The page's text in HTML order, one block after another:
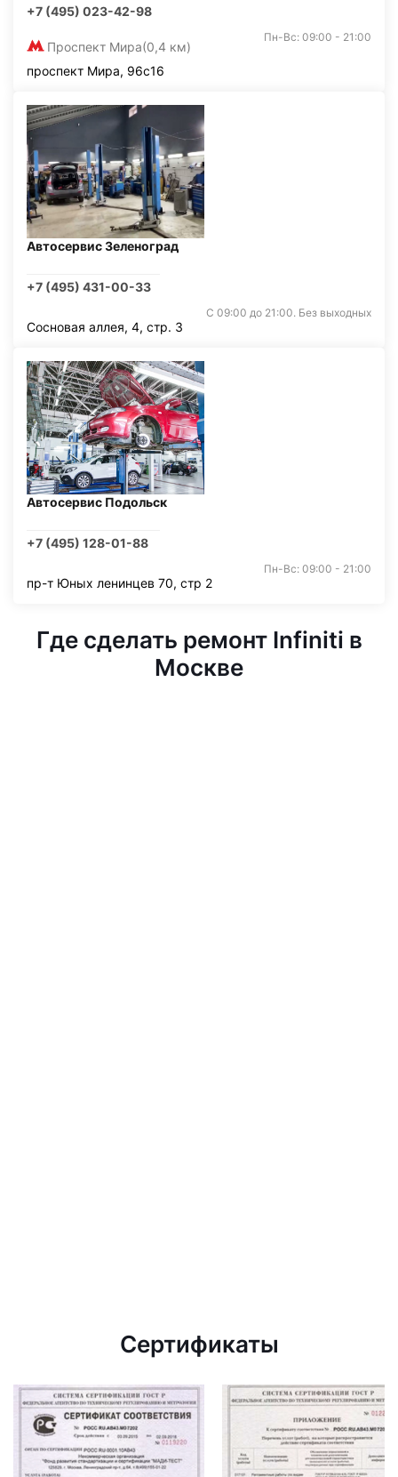
+7 (495) 023-42-98
Проспект Мира(0,4 км)
Пн-Вс: 09:00 - 21:00
проспект Мира, 96с16
Автосервис Зеленоград
+7 (495) 431-00-33
С 09:00 до 21:00. Без выходных
Сосновая аллея, 4, стр. 3
Автосервис Подольск
+7 (495) 128-01-88
Пн-Вс: 09:00 - 21:00
пр-т Юных ленинцев 70, стр 2
Где сделать ремонт Infiniti в
Москве
Сертификаты